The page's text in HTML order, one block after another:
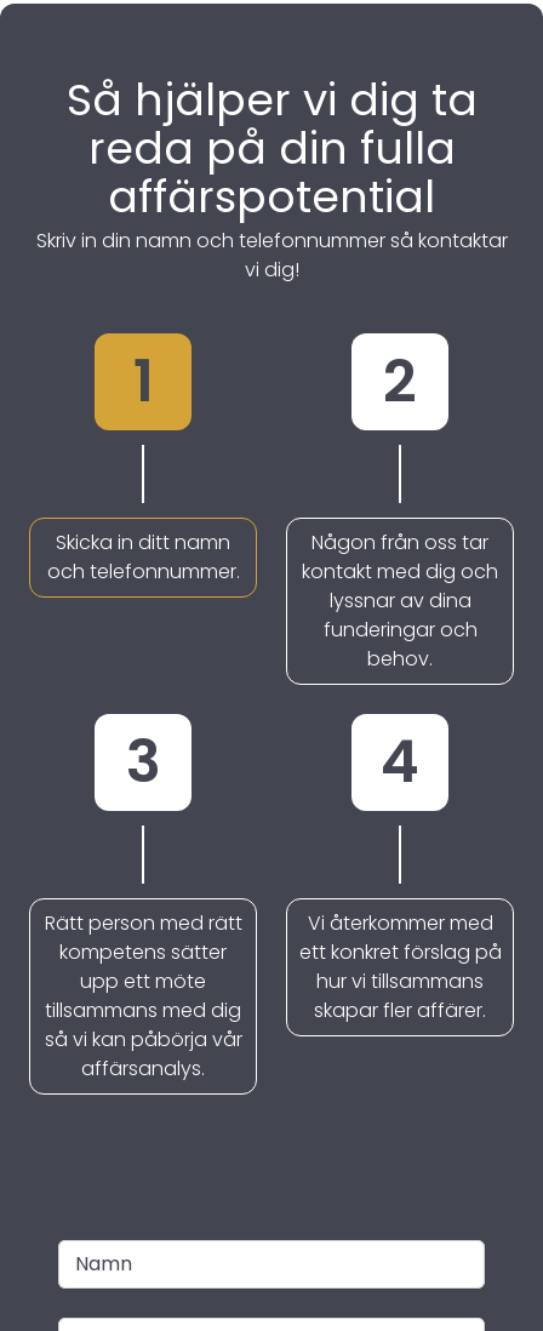
Så hjälper vi dig ta
reda på din fulla
affärspotential
Skriv in din namn och telefonnummer så kontaktar
vi dig!
1
Skicka in ditt namn
och telefonnummer.
2
Någon från oss tar
kontakt med dig och
lyssnar av dina
funderingar och
behov.
3
Rätt person med rätt
kompetens sätter
upp ett möte
tillsammans med dig
så vi kan påbörja vår
affärsanalys.
4
Vi återkommer med
ett konkret förslag på
hur vi tillsammans
skapar fler affärer.